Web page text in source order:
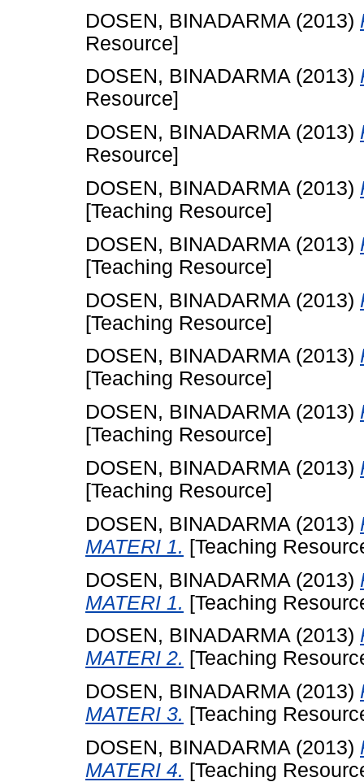
DOSEN, BINADARMA (2013)
Resource]
DOSEN, BINADARMA (2013)
Resource]
DOSEN, BINADARMA (2013)
Resource]
DOSEN, BINADARMA (2013)
[Teaching Resource]
DOSEN, BINADARMA (2013)
[Teaching Resource]
DOSEN, BINADARMA (2013)
[Teaching Resource]
DOSEN, BINADARMA (2013)
[Teaching Resource]
DOSEN, BINADARMA (2013)
[Teaching Resource]
DOSEN, BINADARMA (2013)
[Teaching Resource]
DOSEN, BINADARMA (2013)
MATERI 1. [Teaching
DOSEN, BINADARMA (2013)
MATERI 1. [Teaching
DOSEN, BINADARMA (2013)
MATERI 2. [Teaching
DOSEN, BINADARMA (2013)
MATERI 3. [Teaching
DOSEN, BINADARMA (2013)
MATERI 4. [Teaching